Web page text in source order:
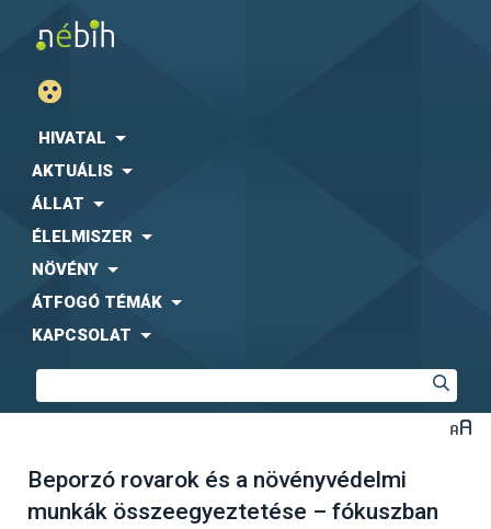
HIVATAL
AKTUÁLIS
ÁLLAT
ÉLELMISZER
NÖVÉNY
ÁTFOGÓ TÉMÁK
KAPCSOLAT
Beporzó rovarok és a növényvédelmi
munkák összeegyeztetése – fókuszban